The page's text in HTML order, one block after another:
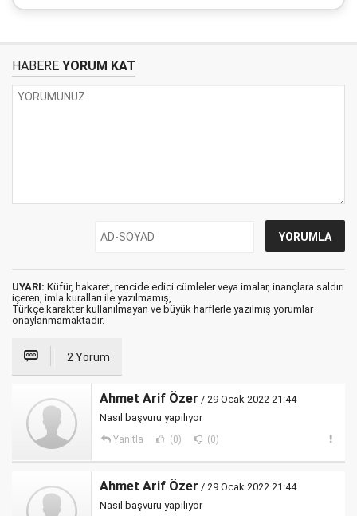
HABERE YORUM KAT
UYARI: Küfür, hakaret, rencide edici cümleler veya imalar, inançlara saldırı
içeren, imla kuralları ile yazılmamış,
Türkçe karakter kullanılmayan ve büyük harflerle yazılmış yorumlar
onaylanmamaktadır.
2 Yorum
Ahmet Arif Özer / 29 Ocak 2022 21:44
Nasıl başvuru yapılıyor
Yanıtla (0) (0)
Ahmet Arif Özer / 29 Ocak 2022 21:44
Nasıl başvuru yapılıyor